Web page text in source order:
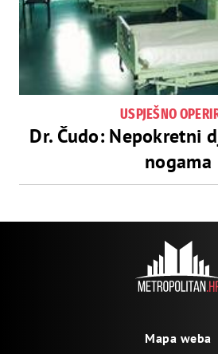
USPJEŠNO
Dr. Čudo: Nepokretni
nogama
Mapa weba